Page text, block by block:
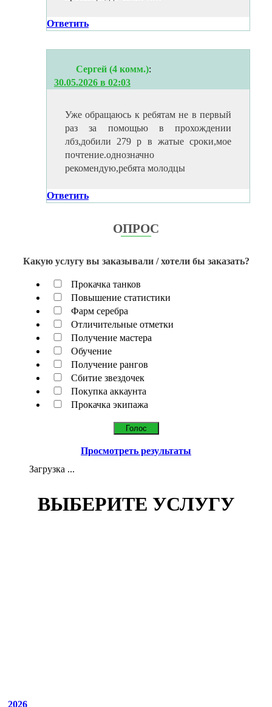
Ответить
Сергей (4 комм.):
30.05.2026 в 02:03
Уже обращаюсь к ребятам не в первый
раз за помощью в прохождении
лбз,добили 279 р в жатые сроки,мое
почтение.однозначно
рекомендую,ребята молодцы
Ответить
ОПРОС
Какую услугу вы заказывали / хотели бы заказать?
Прокачка танков
Повышение статистики
Фарм серебра
Отличительные отметки
Получение мастера
Обучение
Получение рангов
Сбитие звездочек
Покупка аккаунта
Прокачка экипажа
Просмотреть результаты
Загрузка ...
ВЫБЕРИТЕ УСЛУГУ
2026